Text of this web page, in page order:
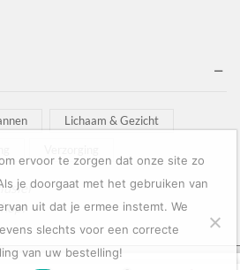
Lichaam & Gezicht
© 2022Salon Goederen
ervoor te zorgen dat onze site zo
je doorgaat met het gebruiken van
uit dat je ermee instemt. We
slechts voor een correcte
van uw bestelling!